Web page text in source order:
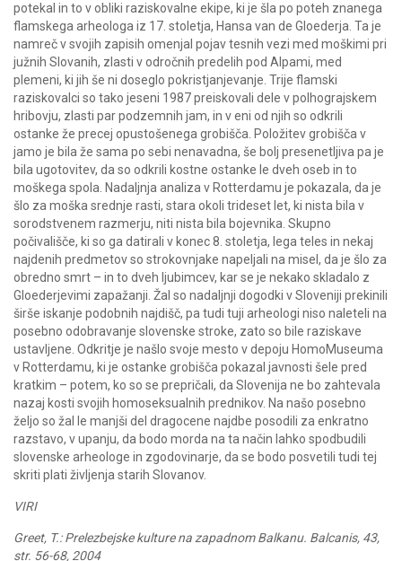
potekal in to v obliki raziskovalne ekipe, ki je šla po poteh znanega
flamskega arheologa iz 17. stoletja, Hansa van de Gloederja. Ta je
namreč v svojih zapisih omenjal pojav tesnih vezi med moškimi pri
južnih Slovanih, zlasti v odročnih predelih pod Alpami, med
plemeni, ki jih še ni doseglo pokristjanjevanje. Trije flamski
raziskovalci so tako jeseni 1987 preiskovali dele v polhograjskem
hribovju, zlasti par podzemnih jam, in v eni od njih so odkrili
ostanke že precej opustošenega grobišča. Položitev grobišča v
jamo je bila že sama po sebi nenavadna, še bolj presenetljiva pa je
bila ugotovitev, da so odkrili kostne ostanke le dveh oseb in to
moškega spola. Nadaljnja analiza v Rotterdamu je pokazala, da je
šlo za moška srednje rasti, stara okoli trideset let, ki nista bila v
sorodstvenem razmerju, niti nista bila bojevnika. Skupno
počivališče, ki so ga datirali v konec 8. stoletja, lega teles in nekaj
najdenih predmetov so strokovnjake napeljali na misel, da je šlo za
obredno smrt – in to dveh ljubimcev, kar se je nekako skladalo z
Gloederjevimi zapažanji. Žal so nadaljnji dogodki v Sloveniji prekinili
širše iskanje podobnih najdišč, pa tudi tuji arheologi niso naleteli na
posebno odobravanje slovenske stroke, zato so bile raziskave
ustavljene. Odkritje je našlo svoje mesto v depoju HomoMuseuma
v Rotterdamu, ki je ostanke grobišča pokazal javnosti šele pred
kratkim – potem, ko so se prepričali, da Slovenija ne bo zahtevala
nazaj kosti svojih homoseksualnih prednikov. Na našo posebno
željo so žal le manjši del dragocene najdbe posodili za enkratno
razstavo, v upanju, da bodo morda na ta način lahko spodbudili
slovenske arheologe in zgodovinarje, da se bodo posvetili tudi tej
skriti plati življenja starih Slovanov.
VIRI
Greet, T.: Prelezbejske kulture na zapadnom Balkanu. Balcanis, 43,
str. 56-68, 2004